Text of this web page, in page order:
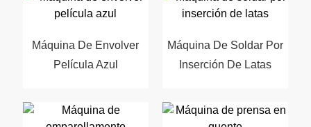
Máquina De Envolver
Película Azul
Máquina De Soldar Por
Inserción De Latas